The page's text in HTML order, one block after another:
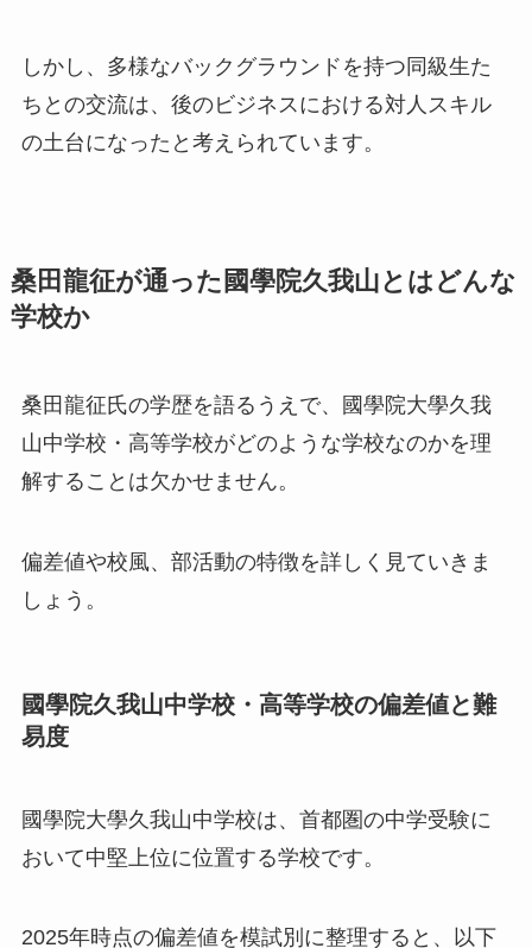
しかし、多様なバックグラウンドを持つ同級生た
ちとの交流は、後のビジネスにおける対人スキル
の土台になったと考えられています。
桑田龍征が通った國學院久我山とはどんな
学校か
桑田龍征氏の学歴を語るうえで、國學院大學久我
山中学校・高等学校がどのような学校なのかを理
解することは欠かせません。
偏差値や校風、部活動の特徴を詳しく見ていきま
しょう。
國學院久我山中学校・高等学校の偏差値と難
易度
國學院大學久我山中学校は、首都圏の中学受験に
おいて中堅上位に位置する学校です。
2025年時点の偏差値を模試別に整理すると、以下